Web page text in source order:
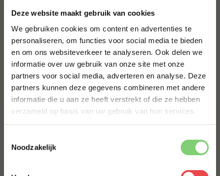
Deze website maakt gebruik van cookies
We gebruiken cookies om content en advertenties te
personaliseren, om functies voor social media te bieden
en om ons websiteverkeer te analyseren. Ook delen we
informatie over uw gebruik van onze site met onze
partners voor social media, adverteren en analyse. Deze
partners kunnen deze gegevens combineren met andere
informatie die u aan ze heeft verstrekt of die ze hebben
verzameld op basis van uw gebruik van hun services.
Noodzakelijk
MAAK JE PROCUREUR HEYDE HOEVE COMPLEET!
BBQUALITY PORK RUB
€ 9,95
Bestel alles
10% korting op je
eerste bestelling*
Schrijf je in voor onze nieuwsbrief en ontvang direct
10% korting op jouw eerste bestelling.
ACHTERNAAM